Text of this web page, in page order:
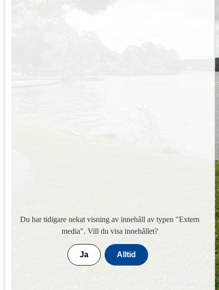
Du har tidigare nekat visning av innehåll av typen "Extern
media". Vill du visa innehållet?
Ja Alltid